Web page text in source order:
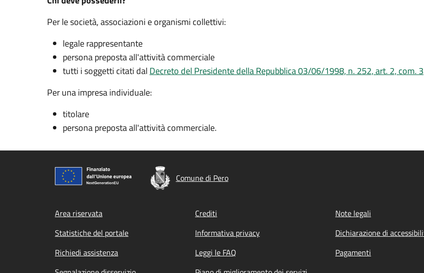
Per le società, associazioni e organismi collettivi:
legale rappresentante
persona preposta all'attività commerciale
tutti i soggetti citati dal Decreto del Presidente della Repubblica 03/06/1998, n. 252, art. 2, com. 3
Per una impresa individuale:
titolare
persona preposta all'attività commerciale.
Comune di Pero
Footer menu
Area riservata Crediti Note legali
Statistiche del portale
Informativa privacy Dichiarazione di
Richiedi assistenza
Leggi le FAQ Pagamenti